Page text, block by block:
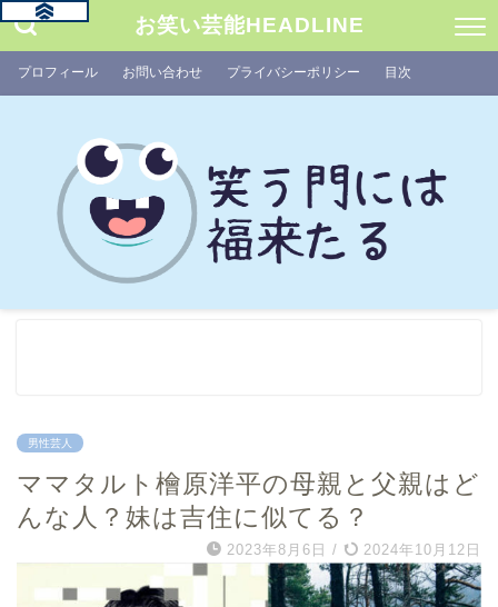
お笑い芸能HEADLINE
プロフィール お問い合わせ プライバシーポリシー 目次
男性芸人
ママタルト檜原洋平の母親と父親はど
んな人？妹は吉住に似てる？
2023年8月6日 / 2024年10月12日